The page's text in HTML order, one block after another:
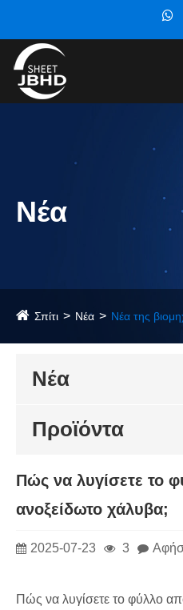
Νέα
Σπίτι Νέα Νέα της
Νέα
Προϊόντα
Πώς να λυγίσετε το
ανοξείδωτο χάλυβα;
2025-07-23 3
Πώς να λυγίσετε το φύλλο